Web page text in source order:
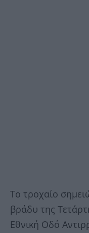
Το τροχαίο
βράδυ της
Εθνική Οδό